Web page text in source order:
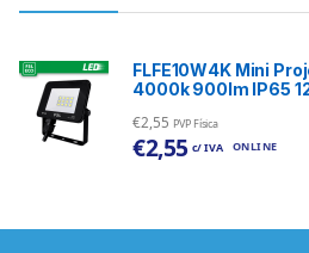
FLFE10W4K Mini
4000k 900lm IP65
€2,55 PVP Física
€2,55 c/ IVA ONLINE